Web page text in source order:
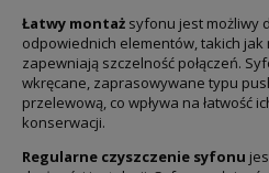
Łatwy montaż syfonu jest możliwy
odpowiednich elementów, takich
zapewniają szczelność połączeń.
wkręcane, zaprasowywane typu
przelewową, co wpływa na łatwość
konserwacji.
Regularne czyszczenie syfonu